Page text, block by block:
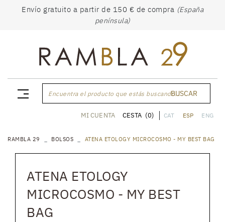
Envío gratuito a partir de 150 € de compra (España
península)
Encuentra el producto que estás buscando...BUSCAR
CAT ESP ENG
MI CUENTA CESTA (0)
RAMBLA 29 BOLSOS ATENA ETOLOGY MICROCOSMO - MY BEST BAG
ATENA ETOLOGY
MICROCOSMO - MY BEST
BAG